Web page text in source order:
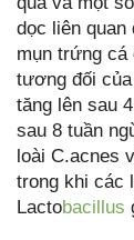
dọc liên quan
mụn trứng cá
tương đối
tăng lên sau
sau 8 tuần
loài C.acnes
trong khi các
Lactobacillus